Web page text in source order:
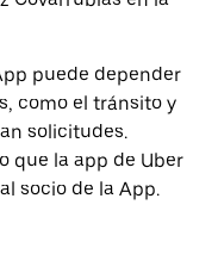
puede depender
como el tránsito y
solicitudes.
que la app de Uber
socio de la App.